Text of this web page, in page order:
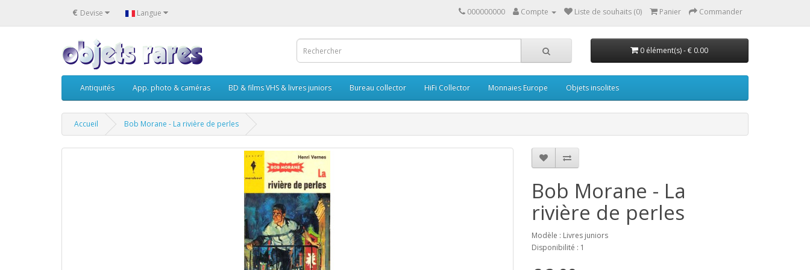
€ Devise Langue 000000000 Compte Liste de souhaits (0) Panier Commander
0 élément(s) - € 0.00
Antiquités App. photo & caméras BD & films VHS & livres juniors Bureau collector HiFi Collector Monnaies Europe Objets insolites
Accueil Bob Morane - La rivière de perles
Bob Morane - La
rivière de perles
Modèle : Livres juniors
Disponibilité : 1